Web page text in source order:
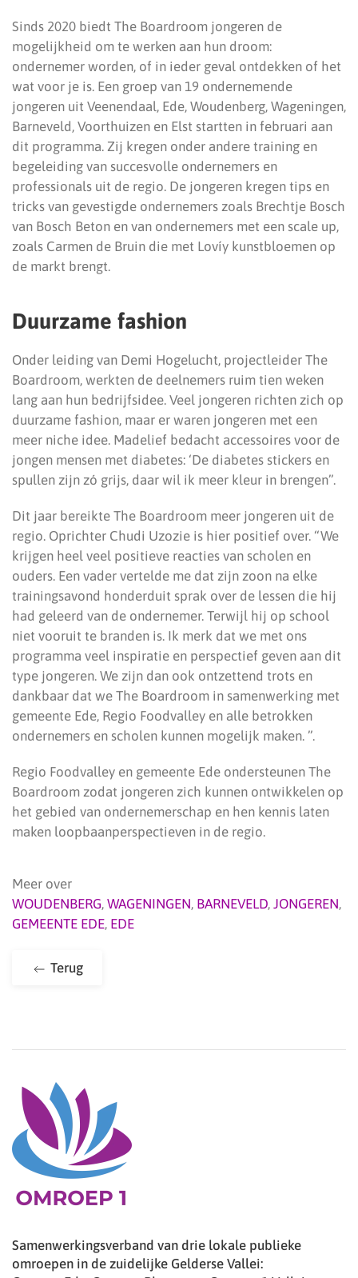
Sinds 2020 biedt The Boardroom jongeren de
mogelijkheid om te werken aan hun droom:
ondernemer worden, of in ieder geval ontdekken of het
wat voor je is. Een groep van 19 ondernemende
jongeren uit Veenendaal, Ede, Woudenberg, Wageningen,
Barneveld, Voorthuizen en Elst startten in februari aan
dit programma. Zij kregen onder andere training en
begeleiding van succesvolle ondernemers en
professionals uit de regio. De jongeren kregen tips en
tricks van gevestigde ondernemers zoals Brechtje Bosch
van Bosch Beton en van ondernemers met een scale up,
zoals Carmen de Bruin die met Lovíy kunstbloemen op
de markt brengt.
Duurzame fashion
Onder leiding van Demi Hogelucht, projectleider The
Boardroom, werkten de deelnemers ruim tien weken
lang aan hun bedrijfsidee. Veel jongeren richten zich op
duurzame fashion, maar er waren jongeren met een
meer niche idee. Madelief bedacht accessoires voor de
jongen mensen met diabetes: ‘De diabetes stickers en
spullen zijn zó grijs, daar wil ik meer kleur in brengen”.
Dit jaar bereikte The Boardroom meer jongeren uit de
regio. Oprichter Chudi Uzozie is hier positief over. “We
krijgen heel veel positieve reacties van scholen en
ouders. Een vader vertelde me dat zijn zoon na elke
trainingsavond honderduit sprak over de lessen die hij
had geleerd van de ondernemer. Terwijl hij op school
niet vooruit te branden is. Ik merk dat we met ons
programma veel inspiratie en perspectief geven aan dit
type jongeren. We zijn dan ook ontzettend trots en
dankbaar dat we The Boardroom in samenwerking met
gemeente Ede, Regio Foodvalley en alle betrokken
ondernemers en scholen kunnen mogelijk maken. ”.
Regio Foodvalley en gemeente Ede ondersteunen The
Boardroom zodat jongeren zich kunnen ontwikkelen op
het gebied van ondernemerschap en hen kennis laten
maken loopbaanperspectieven in de regio.
Meer over
WOUDENBERG, WAGENINGEN, BARNEVELD, JONGEREN,
GEMEENTE EDE, EDE
Terug
Samenwerkingsverband van drie lokale publieke
omroepen in de zuidelijke Gelderse Vallei: